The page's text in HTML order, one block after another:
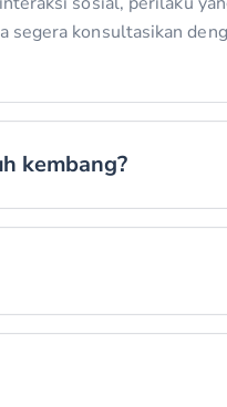
segera konsultasikan
kembang?